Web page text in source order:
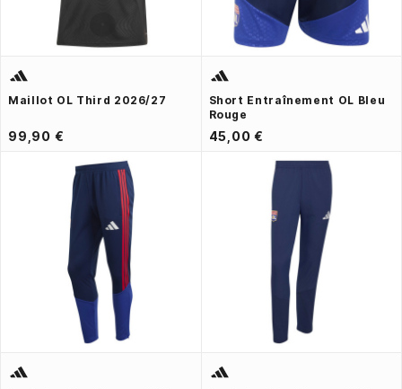
Maillot OL Third 2026/27
99,90 €
Short Entraînement OL Bleu
Rouge
45,00 €